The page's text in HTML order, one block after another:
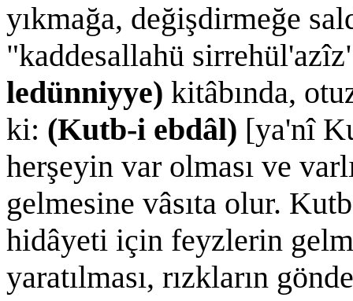
yıkmağa, değişdirmeğe
"kaddesallahü
ledünniyye) kitâbında,
ki: (Kutb-i ebdâl) [ya'nî
herşeyin var olması ve
gelmesine vâsıta olur.
hidâyeti için feyzlerin
yaratılması, rızkların